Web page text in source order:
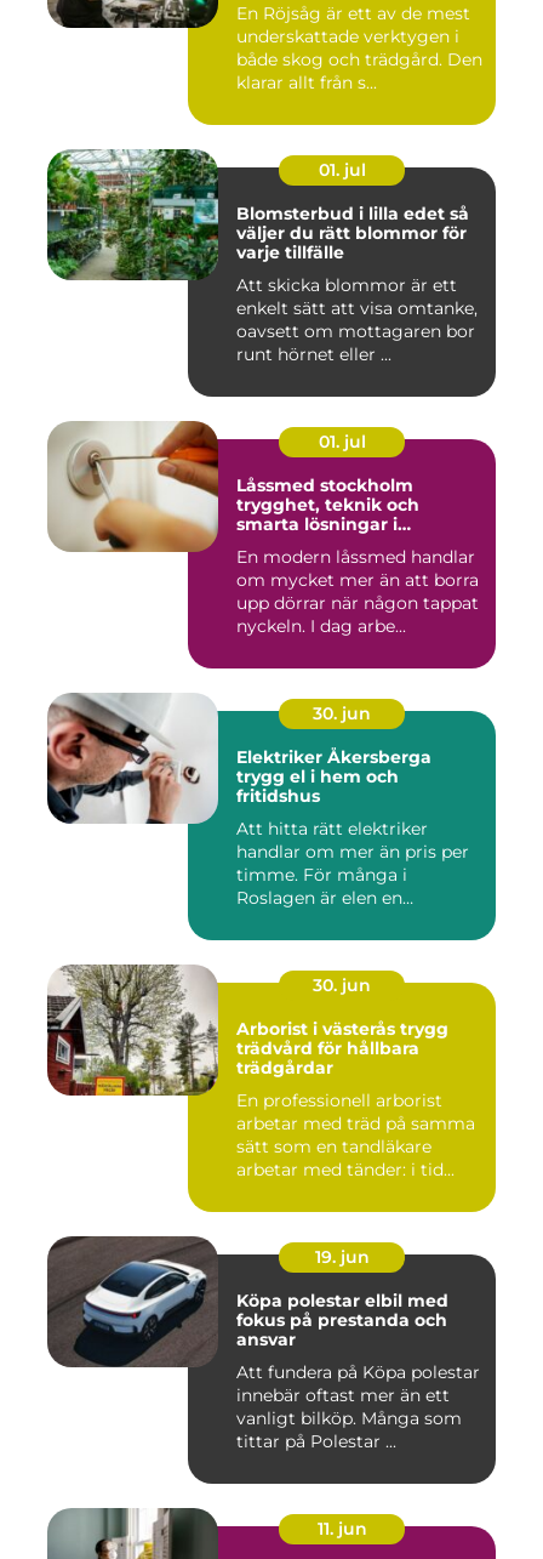
En Röjsåg är ett av de mest
underskattade verktygen i
både skog och trädgård. Den
klarar allt från s...
01. jul
Blomsterbud i lilla edet så
väljer du rätt blommor för
varje tillfälle
Att skicka blommor är ett
enkelt sätt att visa omtanke,
oavsett om mottagaren bor
runt hörnet eller ...
01. jul
Låssmed stockholm
trygghet, teknik och
smarta lösningar i
En modern låssmed handlar
om mycket mer än att borra
upp dörrar när någon tappat
nyckeln. I dag arbe...
30. jun
Elektriker Åkersberga
trygg el i hem och
fritidshus
Att hitta rätt elektriker
handlar om mer än pris per
timme. För många i
Roslagen är elen en
30. jun
Arborist i västerås trygg
trädvård för hållbara
trädgårdar
En professionell arborist
arbetar med träd på samma
sätt som en tandläkare
arbetar med tänder: i tid...
19. jun
Köpa polestar elbil med
fokus på prestanda och
ansvar
Att fundera på Köpa polestar
innebär oftast mer än ett
vanligt bilköp. Många som
tittar på Polestar ...
11. jun